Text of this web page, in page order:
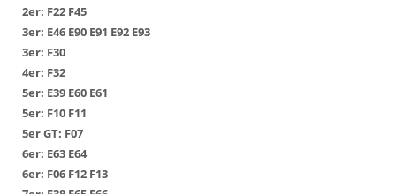
2er: F22 F45
3er: Е46 Е90 Е91 Е92 Е93
3er: F30
4er: F32
5er: Е39 Е60 Е61
5er: F10 F11
5er GT: F07
6er: Е63 Е64
6er: F06 F12 F13